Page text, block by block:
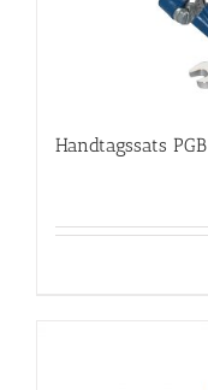
Handtagssats PGB